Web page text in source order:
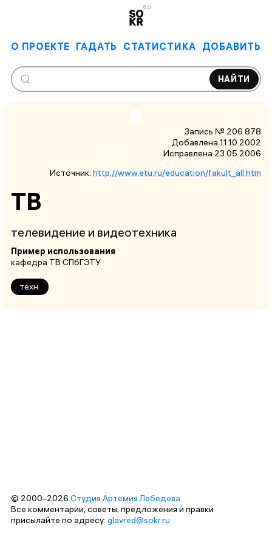
6.0
О ПРОЕКТЕ ГАДАТЬ СТАТИСТИКА ДОБАВИТЬ
НАЙТИ
Запись № 206 878
Добавлена 11.10.2002
Исправлена 23.05.2006
Источник: http://www.etu.ru/education/fakult_all.htm
ТВ
телевидение и видеотехника
Пример использования
кафедра ТВ СПбГЭТУ
техн.
© 2000–2026 Студия Артемия Лебедева
Все комментарии, советы, предложения и правки
присылайте по адресу: glavred@sokr.ru